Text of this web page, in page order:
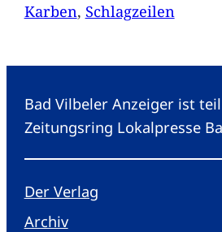
Karben, Schlagzeilen
Bad Vilbeler Anzeiger ist
Zeitungsring Lokalpresse
Der Verlag
Archiv